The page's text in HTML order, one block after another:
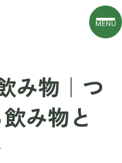
MENU
み物｜つ
み物と